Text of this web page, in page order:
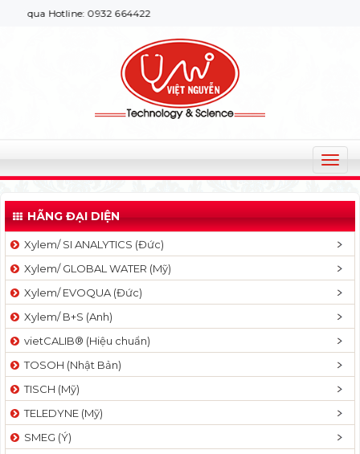
Hotline: 0932 664422
T
o
g
l
v
a
t
n
HÃNG ĐẠI DIỆN
Xylem/ SI ANALYTICS (Đức)
Xylem/ GLOBAL WATER (Mỹ)
Xylem/ EVOQUA (Đức)
Xylem/ B+S (Anh)
vietCALIB® (Hiệu chuẩn)
TOSOH (Nhật Bản)
TISCH (Mỹ)
TELEDYNE (Mỹ)
SMEG (Ý)